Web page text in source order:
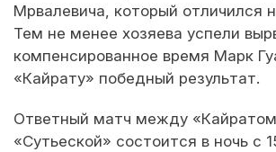
Мрвалевича, который отличился
Тем не менее хозяева успели
компенсированное время Марк
«Кайрату» победный результат.
Ответный матч между
«Сутьеской» состоится в ночь с